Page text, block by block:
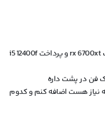
من کیس گرین آریا دارم با گرافیک rx 6700xt و پرداخت i5 12400f
فن در پشت داره
نیاز هست اضافه کنم و کدوم